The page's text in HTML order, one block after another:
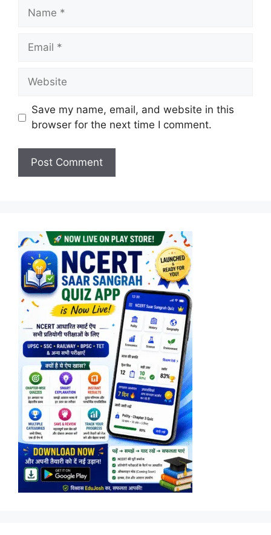
Name
Email
Website
Save my name, email, and website in this
browser for the next time I comment.